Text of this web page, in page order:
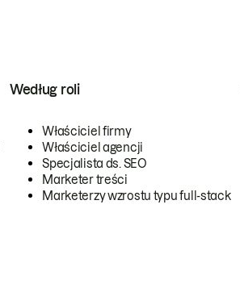
Według roli
Właściciel firmy
Właściciel agencji
Specjalista ds. SEO
Marketer treści
Marketerzy wzrostu typu full-stack